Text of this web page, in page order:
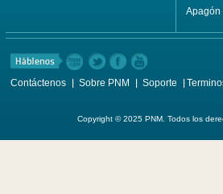
Apagón
Contáctenos Sobre PNM Soporte
Copyright © 2025 PNM. Todos los